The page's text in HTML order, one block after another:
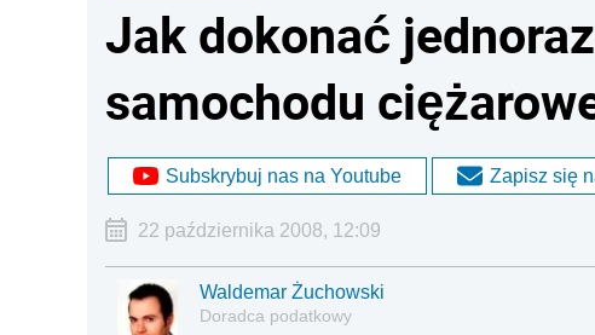
Jak dokonać
samochodu
Subskrybuj nas na Youtube Zapisz się
22 października 2008, 12:09
Waldemar Żuchowski
Doradca podatkowy